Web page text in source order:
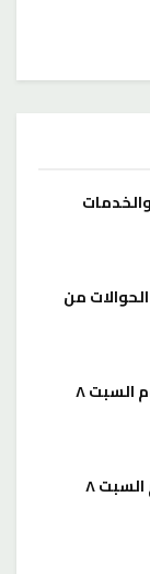
من
أسعار الفواكه بالاسواق اليوم السبت ٨
أسعار الخضار بالاسواق اليوم السبت ٨